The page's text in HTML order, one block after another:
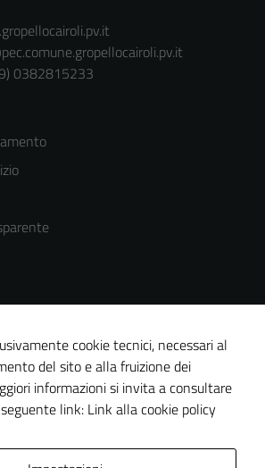
0382815233
del sito
cookie tecnici, necessari al
del sito e alla fruizione dei
informazioni si invita a consultare
link: Link alla cookie policy